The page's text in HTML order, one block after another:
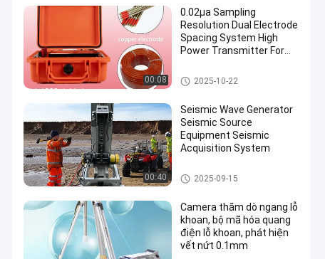
00:08
0.02μa Sampling
Resolution Dual Electrode
Spacing System High
Power Transmitter For
Exploration
Dụng cụ thăm dò địa vật lý
2025-10-22
00:40
Seismic Wave Generator
Seismic Source
Equipment Seismic
Acquisition System
Dụng cụ thăm dò địa vật lý
2025-09-15
Camera thăm dò ngang lỗ
khoan, bộ mã hóa quang
điện lỗ khoan, phát hiện
vết nứt 0.1mm